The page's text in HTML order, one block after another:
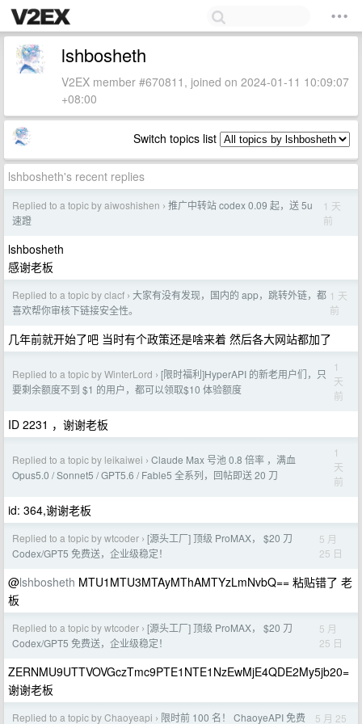
lshbosheth
V2EX member #670811, joined on 2024-01-11 10:09:07
+08:00
Switch topics list
lshbosheth's recent replies
Replied to a topic by aiwoshishen › 推广中转站 codex 0.09 起，送 5u
速蹬
1 天
前
lshbosheth
感谢老板
Replied to a topic by clacf › 大家有没有发现，国内的 app，跳转外链，都
喜欢帮你审核下链接安全性。
1 天
前
几年前就开始了吧 当时有个政策还是啥来着 然后各大网站都加了
Replied to a topic by WinterLord › [限时福利]HyperAPI 的新老用户们，只
要剩余额度不到 $1 的用户，都可以领取$10 体验额度
1
天
前
ID 2231 ，谢谢老板
Replied to a topic by leikaiwei › Claude Max 号池 0.8 倍率 ，满血
Opus5.0 / Sonnet5 / GPT5.6 / Fable5 全系列，回帖即送 20 刀
1
天
前
id: 364,谢谢老板
Replied to a topic by wtcoder › [源头工厂] 顶级 ProMAX， $20 刀
Codex/GPT5 免费送，企业级稳定！
5 月
25 日
@lshbosheth MTU1MTU3MTAyMThAMTYzLmNvbQ== 粘贴错了 老
板
Replied to a topic by wtcoder › [源头工厂] 顶级 ProMAX， $20 刀
Codex/GPT5 免费送，企业级稳定！
5 月
25 日
ZERNMU9UTTVOVGczTmc9PTE1NTE1NzEwMjE4QDE2My5jb20=
谢谢老板
Replied to a topic by Chaoyeapi › 限时前 100 名！ ChaoyeAPI 免费 5 月 25